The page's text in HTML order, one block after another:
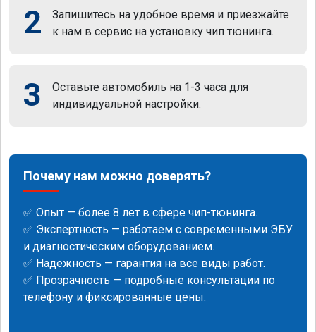
2
Запишитесь на удобное время и приезжайте
к нам в сервис на установку чип тюнинга.
3
Оставьте автомобиль на 1-3 часа для
индивидуальной настройки.
Почему нам можно доверять?
✅ Опыт — более 8 лет в сфере чип-тюнинга.
✅ Экспертность — работаем с современными ЭБУ
и диагностическим оборудованием.
✅ Надежность — гарантия на все виды работ.
✅ Прозрачность — подробные консультации по
телефону и фиксированные цены.